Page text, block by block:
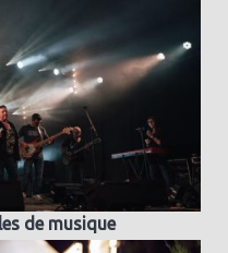
de musique